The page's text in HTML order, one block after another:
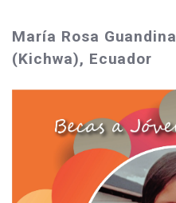
María Rosa
(Kichwa), Ecuador